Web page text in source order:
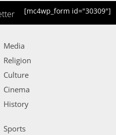
[mc4wp_form id="30309"]
Media
Religion
Culture
Cinema
History
Sports